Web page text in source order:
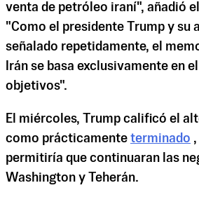
venta de petróleo iraní", añadió
"Como el presidente Trump y su
señalado repetidamente, el
Irán se basa exclusivamente en
objetivos".
El miércoles, Trump calificó el
como prácticamente terminado
permitiría que continuaran las
Washington y Teherán.